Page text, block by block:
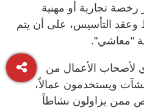
رخصة تجارية أو مهنية
وعقد التأسيس، على أن يتم
"معاشي".
لأصحاب الأعمال من
ويستخدمون عمالاً،
ممن يزاولون نشاطاً